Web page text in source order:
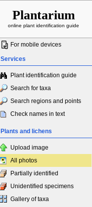
Plantarium
online plant identification guide
For mobile devices
Services
Plant identification guide
Search for taxa
Search regions and points
Check names in text
Plants and lichens
Upload image
All photos
Partially identified
Unidentified specimens
Gallery of taxa